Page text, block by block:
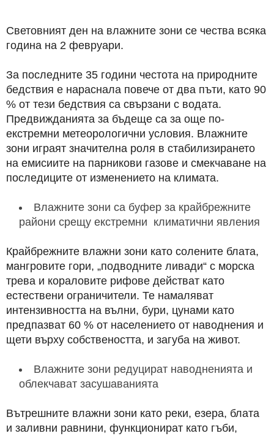
Световният ден на влажните зони се чества всяка
година на 2 февруари.
За последните 35 години честота на природните
бедствия е нараснала повече от два пъти, като 90
% от тези бедствия са свързани с водата.
Предвижданията за бъдеще са за още по-
екстремни метеорологични условия. Влажните
зони играят значителна роля в стабилизирането
на емисиите на парникови газове и смекчаване на
последиците от изменението на климата.
Влажните зони са буфер за крайбрежните
райони срещу екстремни климатични явления
Крайбрежните влажни зони като солените блата,
мангровите гори, „подводните ливади“ с морска
трева и кораловите рифове действат като
естествени ограничители. Те намаляват
интензивността на вълни, бури, цунами като
предпазват 60 % от населението от наводнения и
щети върху собствеността, и загуба на живот.
Влажните зони редуцират наводненията и
облекчават засушаванията
Вътрешните влажни зони като реки, езера, блата
и заливни равнини, функционират като гъби,